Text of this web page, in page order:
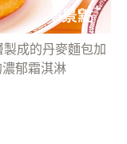
成的丹麥麵包加
濃郁霜淇淋